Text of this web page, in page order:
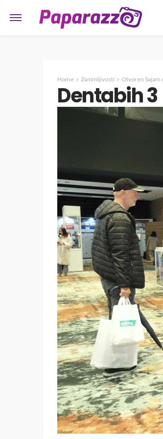
Home Zanimljivosti Otvoren
Dentabih 3